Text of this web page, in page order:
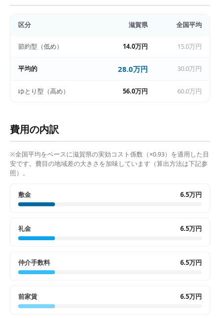
区分 滋賀県 全国平均
節約型（低め） 14.0万円 15.0万円
平均的 28.0万円 30.0万円
ゆとり型（高め） 56.0万円 60.0万円
費用の内訳
※全国平均をベースに滋賀県の実効コスト係数（×0.93）を適用した目
安です。費目の地域差の大きさを加味しています（算出方法は下記参
照）。
敷金 6.5万円
礼金 6.5万円
仲介手数料 6.5万円
前家賃 6.5万円